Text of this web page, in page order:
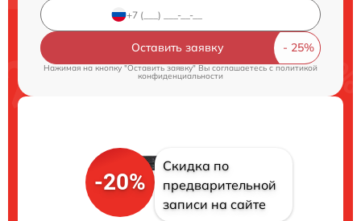
Оставить заявку
Нажимая на кнопку "Оставить заявку" Вы соглашаетесь cполитикой
конфиденциальности
-20%
Скидка по
предварительной
записи на сайте